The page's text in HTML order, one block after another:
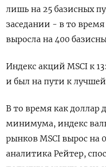
лишь на 25 базисных
заседании - в то время
выросла на 400
Индекс акций MSCI к
и был на пути к
В то время как доллар
минимума, индекс
рынков MSCI вырос на
аналитика Рейтер,